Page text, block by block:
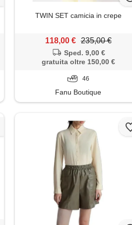
TWIN SET camicia in crepe
118,00 € 235,00 €
Sped. 9,00 €
gratuita oltre 150,00 €
46
Fanu Boutique